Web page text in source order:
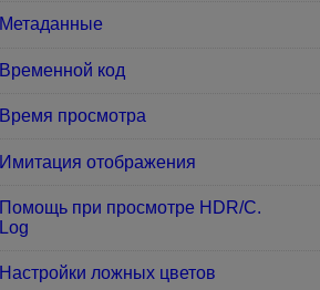
Метаданные
Временной код
Время просмотра
Имитация отображения
Помощь при просмотре HDR/C.
Log
Настройки ложных цветов